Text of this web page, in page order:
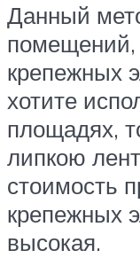
Данный
помещений,
крепежных
хотите
площадях,
липкою
стоимость
крепежных
высокая.